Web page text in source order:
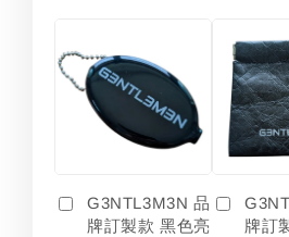
G3NTL3M3N 品
牌訂製款 黑色亮
牌訂